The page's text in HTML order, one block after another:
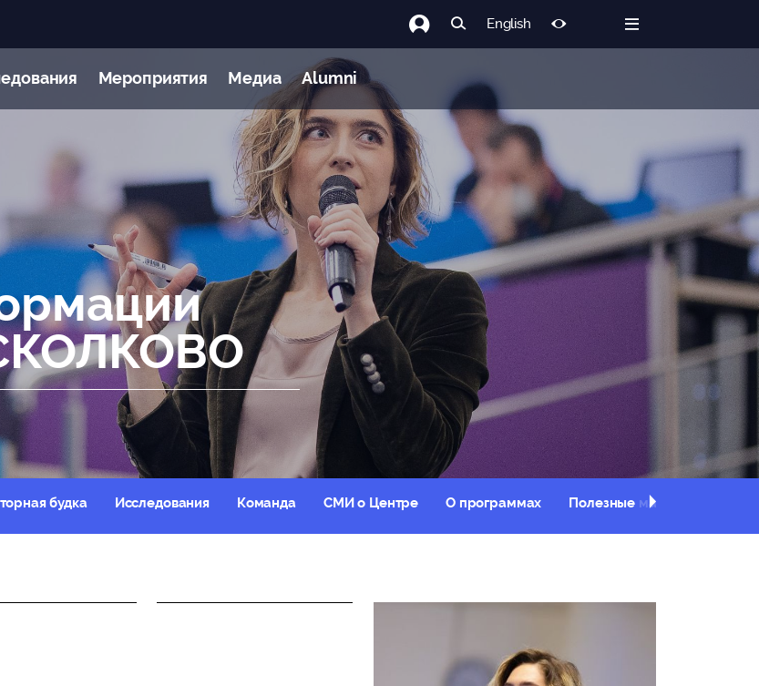
English
Мероприятия Медиа Alumni
будка Исследования Команда СМИ о Центре О программах Полезные материалы